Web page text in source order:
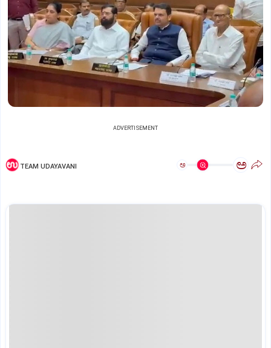
ADVERTISEMENT
TEAM UDAYAVANI ಅ ಅ